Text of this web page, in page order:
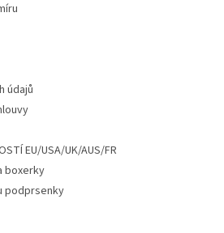
údajů
EU/USA/UK/AUS/FR
boxerky
podprsenky